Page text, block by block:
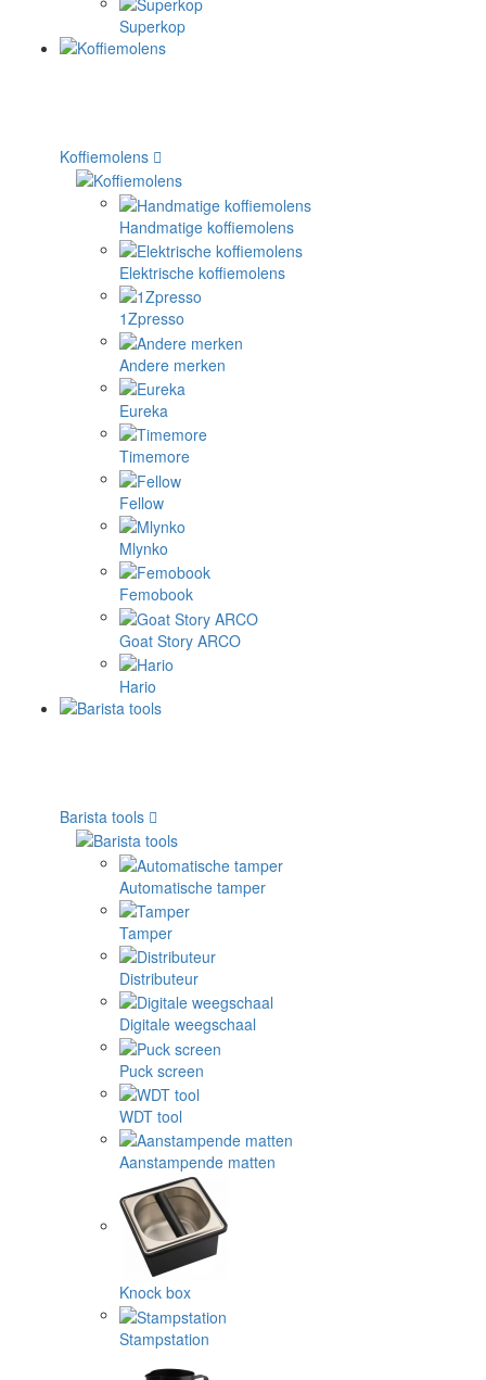
Superkop
Koffiemolens
Handmatige koffiemolens
Elektrische koffiemolens
1Zpresso
Andere merken
Eureka
Timemore
Fellow
Mlynko
Femobook
Goat Story ARCO
Hario
Barista tools
Automatische tamper
Tamper
Distributeur
Digitale weegschaal
Puck screen
WDT tool
Aanstampende matten
Knock box
Stampstation